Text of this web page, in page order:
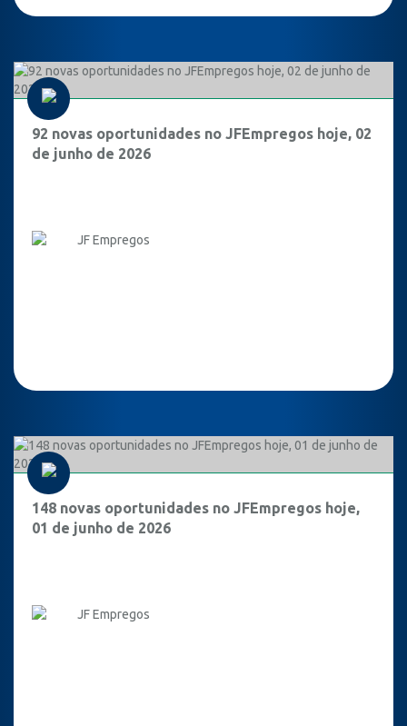
92 novas oportunidades no JFEmpregos hoje, 02
de junho de 2026
JF Empregos
148 novas oportunidades no JFEmpregos hoje,
01 de junho de 2026
JF Empregos